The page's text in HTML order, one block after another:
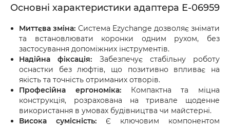
Основні характеристики адаптера E-06959
Миттєва зміна: Система Ezychange дозволяє знімати
та встановлювати коронки одним рухом, без
застосування допоміжних інструментів.
Надійна фіксація: Забезпечує стабільну роботу
оснастки без люфтів, що позитивно впливає на
якість та точність отриманих отворів.
Професійна ергономіка:Компактна та міцна
конструкція, розрахована на тривале щоденне
використання в умовах будівництва чи майстерні.
Висока сумісність: Є ключовим компонентом